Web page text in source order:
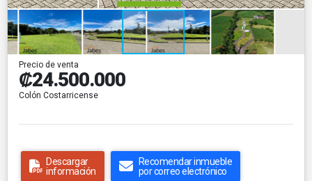
Precio de venta
₡24.500.000
Colón Costarricense
Descargar
información
Recomendar inmueble
por correo electrónico